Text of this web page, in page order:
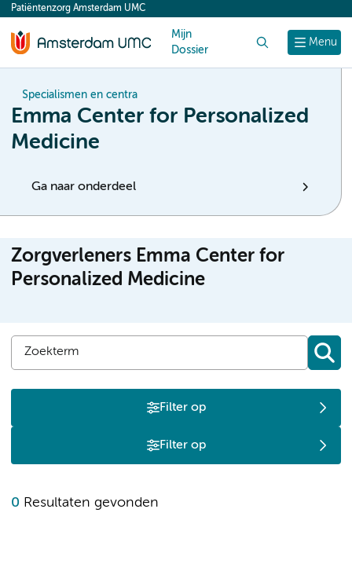
content
Menu
Patiëntenzorg Amsterdam UMC
Mijn
Dossier
Specialismen en centra
Emma Center for Personalized
Medicine
Ga naar onderdeel
Zorgverleners Emma Center for
Personalized Medicine
Filter op
Filter op
0 Resultaten gevonden